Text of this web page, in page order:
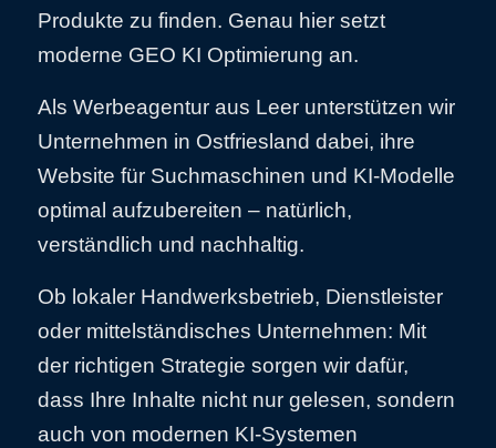
Produkte zu finden. Genau hier setzt
moderne GEO KI Optimierung an.
Als Werbeagentur aus Leerunterstützen wir
Unternehmen in Ostfriesland dabei, ihre
Website für Suchmaschinen und KI-Modelle
optimal aufzubereiten – natürlich,
verständlich und nachhaltig.
Ob lokaler Handwerksbetrieb, Dienstleister
oder mittelständisches Unternehmen: Mit
der richtigen Strategie sorgen wir dafür,
dass Ihre Inhalte nicht nur gelesen, sondern
auch von modernen KI-Systemen